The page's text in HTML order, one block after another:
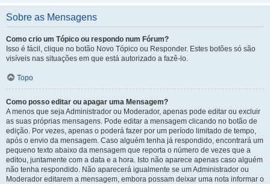
Sobre as Mensagens
Como crio um Tópico ou respondo num Fórum?
Isso é fácil, clique no botão Novo Tópico ou Responder. Estes botões só são
visíveis nas situações em que está autorizado a fazê-lo.
Topo
Como posso editar ou apagar uma Mensagem?
A menos que seja Administrador ou Moderador, apenas pode editar ou excluir
as suas próprias mensagens. Pode editar a mensagem clicando no botão de
edição. Por vezes, apenas o poderá fazer por um período limitado de tempo,
após o envio da mensagem. Caso alguém tenha já respondido, encontrará um
pequeno texto abaixo da mensagem que reporta o número de vezes que a
editou, juntamente com a data e a hora. Isto não aparece apenas caso alguém
não tenha respondido. Não aparecerá igualmente se um Administrador ou
Moderador editarem a mensagem, embora possam deixar uma nota informar o